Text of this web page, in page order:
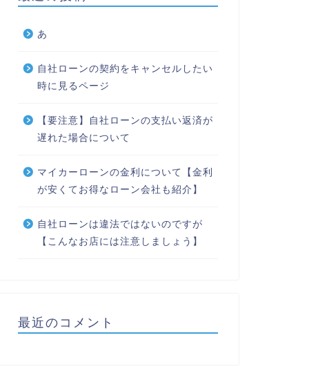
あ
自社ローンの契約をキャンセルしたい
時に見るページ
【要注意】自社ローンの支払い返済が
遅れた場合について
マイカーローンの金利について【金利
が安くてお得なローン会社も紹介】
自社ローンは違法ではないのですが
【こんなお店には注意しましょう】
最近のコメント